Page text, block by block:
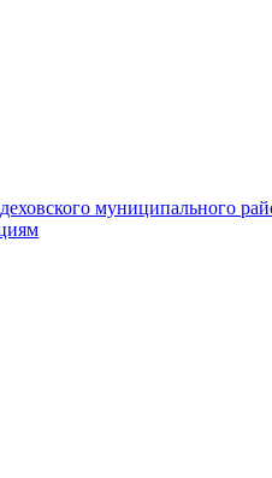
муниципального